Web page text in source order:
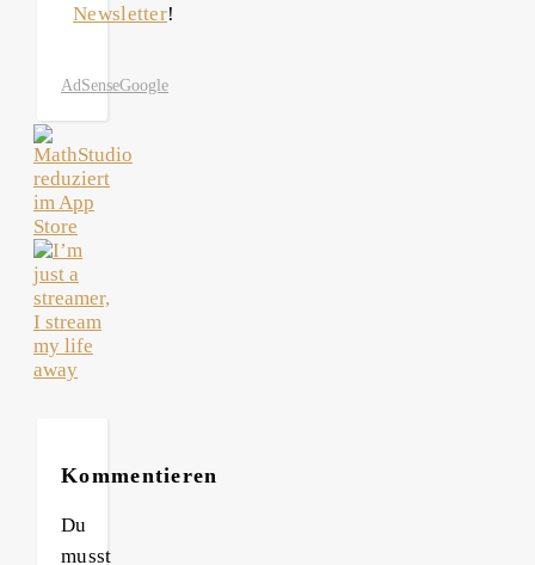
Newsletter!
AdSenseGoogle
Kommentieren
Du
musst